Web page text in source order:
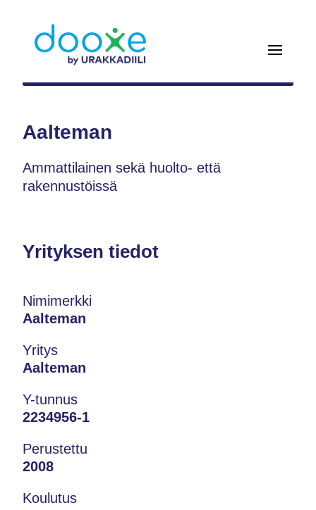
Aalteman
Ammattilainen sekä huolto- että
rakennustöissä
Yrityksen tiedot
Nimimerkki
Aalteman
Yritys
Aalteman
Y-tunnus
2234956-1
Perustettu
2008
Koulutus